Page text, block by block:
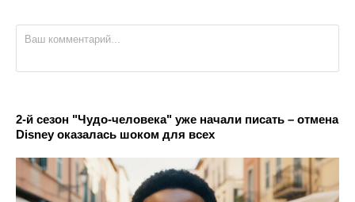
2-й сезон "Чудо-человека" уже начали писать – отмена
Disney оказалась шоком для всех